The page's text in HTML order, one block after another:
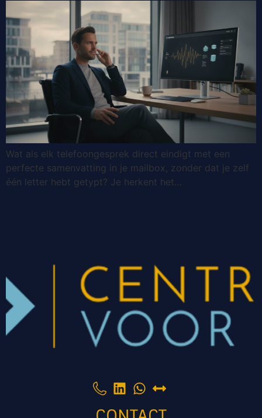
Wat als elk telefoongesprek direct eindigt met een
perfecte samenvatting in je mailbox, zonder dat je zelf
één letter hebt getypt? Je herkent het…